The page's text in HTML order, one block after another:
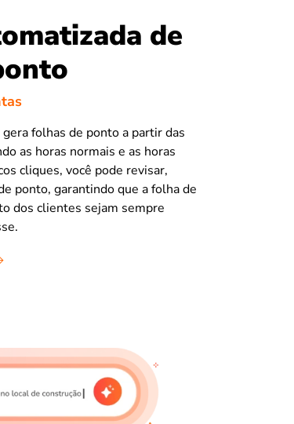
de
folhas de ponto a partir das
as horas normais e as horas
cliques, você pode revisar,
ponto, garantindo que a folha de
dos clientes sejam sempre